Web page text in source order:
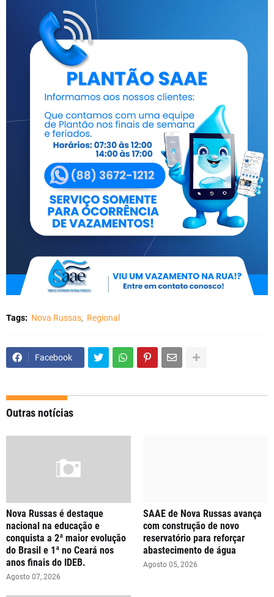
Tags: Nova Russas Regional
Facebook
Outras notícias
Nova Russas é destaque
nacional na educação e
conquista a 2ª maior evolução
do Brasil e 1ª no Ceará nos
anos finais do IDEB.
Agosto 07, 2026
SAAE de Nova Russas avança
com construção de novo
reservatório para reforçar
abastecimento de água
Agosto 05, 2026